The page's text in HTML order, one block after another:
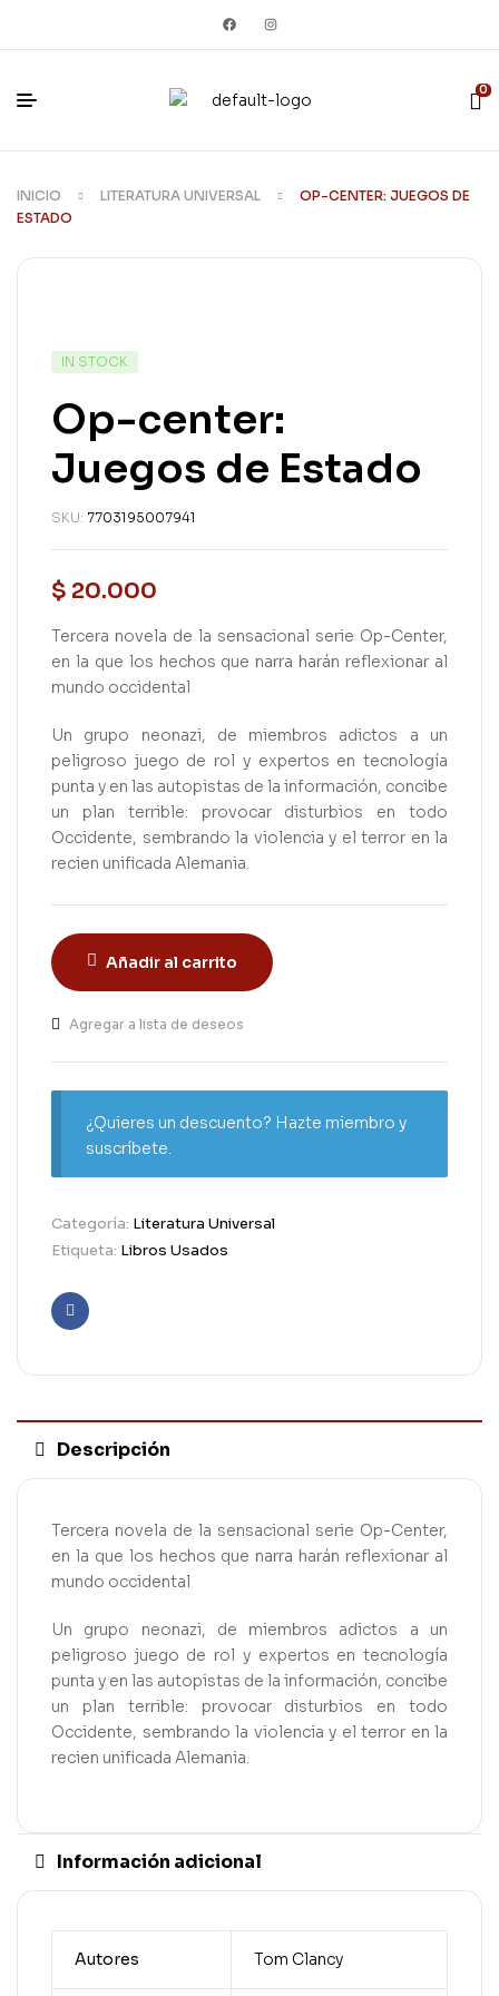
0
INICIO LITERATURA UNIVERSAL
OP-CENTER: JUEGOS DE
ESTADO
IN STOCK
Op-center:
Juegos de Estado
SKU: 7703195007941
$ 20.000
Tercera novela de la sensacional serie Op-Center,
en la que los hechos que narra harán reflexionar al
mundo occidental
Un grupo neonazi, de miembros adictos a un
peligroso juego de rol y expertos en tecnología
punta y en las autopistas de la información, concibe
un plan terrible: provocar disturbios en todo
Occidente, sembrando la violencia y el terror en la
recien unificada Alemania.
Añadir al carrito
Agregar a lista de deseos
¿Quieres un descuento? Hazte miembro y
suscríbete.
Categoría: Literatura Universal
Etiqueta: Libros Usados
Facebook
Descripción
Tercera novela de la sensacional serie Op-Center,
en la que los hechos que narra harán reflexionar al
mundo occidental
Un grupo neonazi, de miembros adictos a un
peligroso juego de rol y expertos en tecnología
punta y en las autopistas de la información, concibe
un plan terrible: provocar disturbios en todo
Occidente, sembrando la violencia y el terror en la
recien unificada Alemania.
Información adicional
Autores Tom Clancy